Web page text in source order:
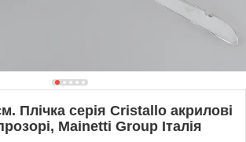
Плічка серія Сristallo акрилові
Mainetti Group Італія